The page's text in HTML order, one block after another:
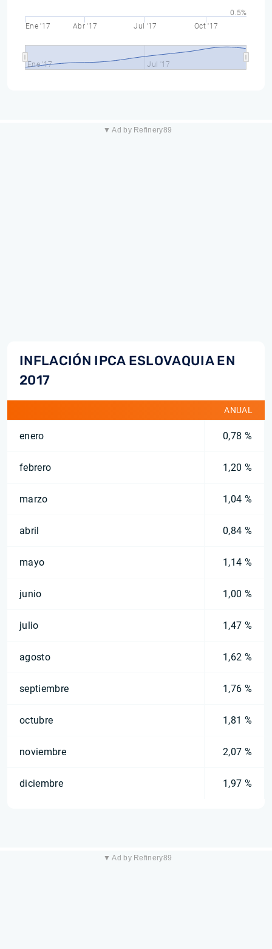
Ene '17 Abr '17 Jul '17 Oct '17
Ene '17 Jul '17
0.5%
▼ Ad by Refinery89
INFLACIÓN IPCA ESLOVAQUIA EN
2017
ANUAL
enero 0,78 %
febrero 1,20 %
marzo 1,04 %
abril 0,84 %
mayo 1,14 %
junio 1,00 %
julio 1,47 %
agosto 1,62 %
septiembre 1,76 %
octubre 1,81 %
noviembre 2,07 %
diciembre 1,97 %
▼ Ad by Refinery89